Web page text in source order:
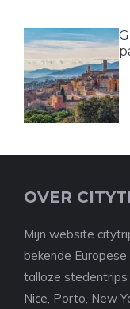
OVER
Mijn website
bekende Europese
talloze stedentrips
Nice, Porto, New